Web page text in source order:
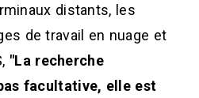
distants, les
de travail en nuage et
"La recherche
facultative, elle est